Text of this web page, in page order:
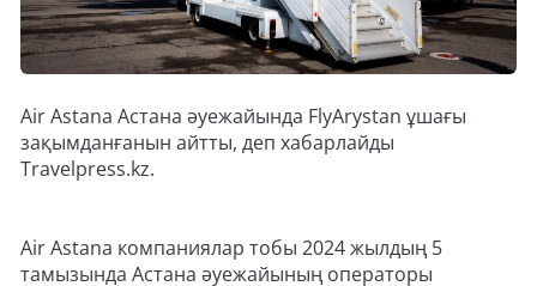
Air Astana Астана әуежайында FlyArystan ұшағы
зақымданғанын айтты, деп хабарлайды
Travelpress.kz.
Air Astana компаниялар тобы 2024 жылдың 5
тамызында Астана әуежайының операторы